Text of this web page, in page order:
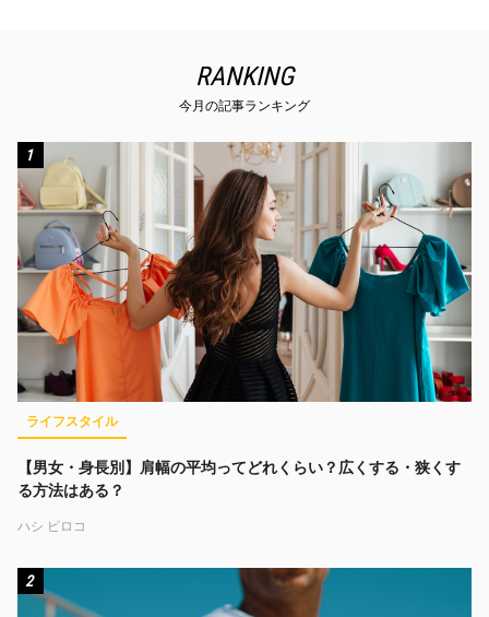
RANKING
今月の記事ランキング
1
ライフスタイル
【男女・身長別】肩幅の平均ってどれくらい？広くする・狭くす
る方法はある？
ハシ ビロコ
2